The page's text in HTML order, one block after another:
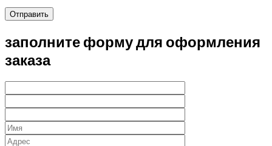
Отправить
заполните форму для оформления
заказа